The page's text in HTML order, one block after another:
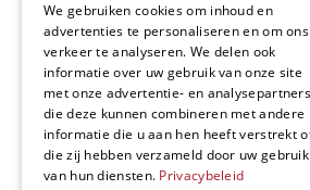
L&D Foodpartner
Noorwegenstraat 29D,
9940 Evergem, BE
09 253 49 57-
We gebruiken cookies om inhoud en
advertenties te personaliseren en om ons
verkeer te analyseren. We delen ook
informatie over uw gebruik van onze site
met onze advertentie- en
die deze kunnen combineren met andere
informatie die u aan hen heeft verstrekt
die zij hebben verzameld door uw gebruik
van hun diensten. Privacybeleid